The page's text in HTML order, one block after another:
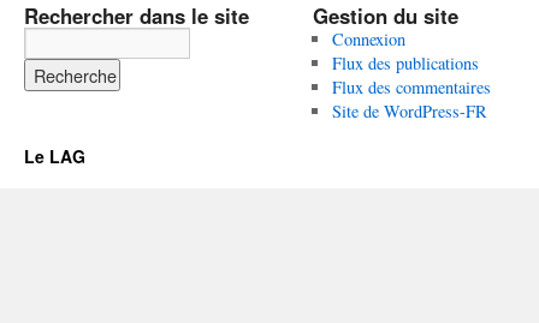
Rechercher dans le site Gestion du site
Connexion
Flux des publications
Flux des commentaires
Site de WordPress-FR
Le LAG